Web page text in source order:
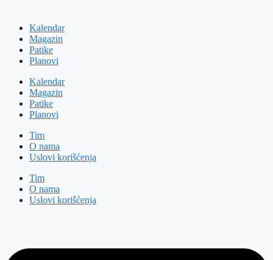
Kalendar
Magazin
Patike
Planovi
Kalendar
Magazin
Patike
Planovi
Tim
O nama
Uslovi korišćenja
Tim
O nama
Uslovi korišćenja